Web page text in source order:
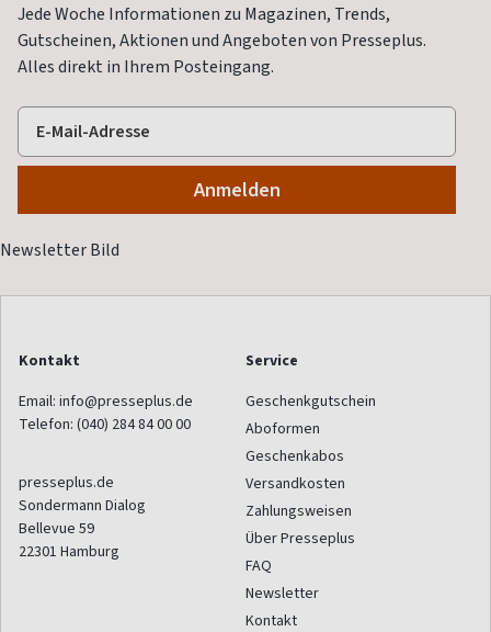
Jede Woche Informationen zu Magazinen, Trends,
Gutscheinen, Aktionen und Angeboten von Presseplus.
Alles direkt in Ihrem Posteingang.
Kontakt
Email: info@presseplus.de
Telefon: (040) 284 84 00 00
presseplus.de
Sondermann Dialog
Bellevue 59
22301 Hamburg
Service
Geschenkgutschein
Aboformen
Geschenkabos
Versandkosten
Zahlungsweisen
Über Presseplus
FAQ
Newsletter
Kontakt